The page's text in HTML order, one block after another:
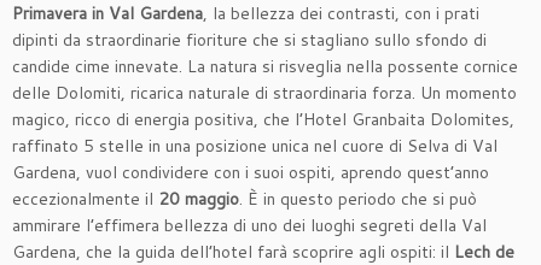
Primavera in Val Gardena, la bellezza dei contrasti, con i prati
dipinti da straordinarie fioriture che si stagliano sullo sfondo di
candide cime innevate. La natura si risveglia nella possente cornice
delle Dolomiti, ricarica naturale di straordinaria forza. Un momento
magico, ricco di energia positiva, che l’Hotel Granbaita Dolomites,
raffinato 5 stelle in una posizione unica nel cuore di Selva di Val
Gardena, vuol condividere con i suoi ospiti, aprendo quest’anno
eccezionalmente il 20 maggio. È in questo periodo che si può
ammirare l’effimera bellezza di uno dei luoghi segreti della Val
Gardena, che la guida dell’hotel farà scoprire agli ospiti: il Lech de